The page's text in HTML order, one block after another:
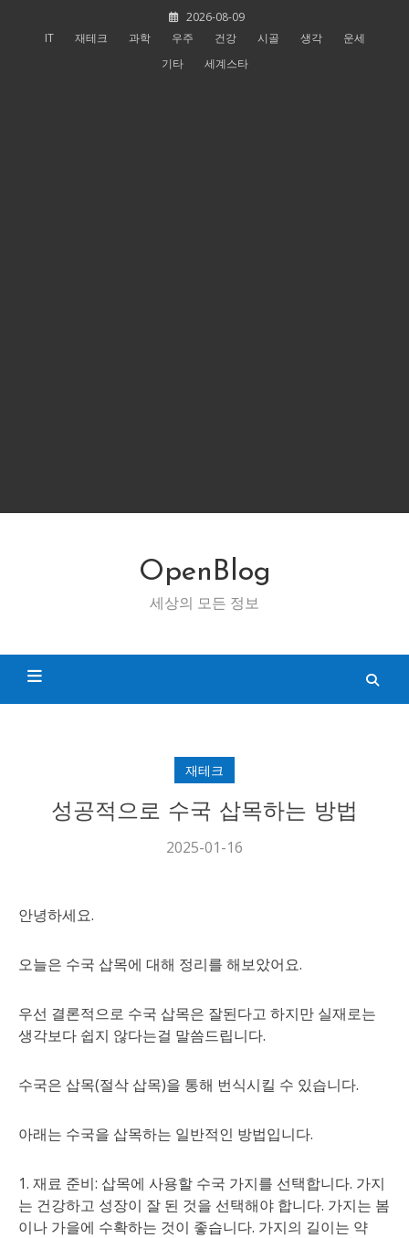
2026-08-09
IT
재테크 과학 우주 건강 시골 생각
운세
기타
세계스타
OpenBlog
세상의 모든 정보
재테크
성공적으로 수국 삽목하는 방법
2025-01-16
안녕하세요.
오늘은 수국 삽목에 대해 정리를 해보았어요.
우선 결론적으로 수국 삽목은 잘된다고 하지만 실재로는
생각보다 쉽지 않다는걸 말씀드립니다.
수국은 삽목(절삭 삽목)을 통해 번식시킬 수 있습니다.
아래는 수국을 삽목하는 일반적인 방법입니다.
1. 재료 준비: 삽목에 사용할 수국 가지를 선택합니다. 가지
는 건강하고 성장이 잘 된 것을 선택해야 합니다. 가지는 봄
이나 가을에 수확하는 것이 좋습니다. 가지의 길이는 약